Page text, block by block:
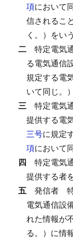
項において
信されるこ
く。）をいう
二 特定電気
る電気通信
規定する電
いて同じ。
三 特定電気
提供する電
三号に規定
項において
四 特定電気
提供する者
五 発信者
電気通信設
れた情報が
る。）に情